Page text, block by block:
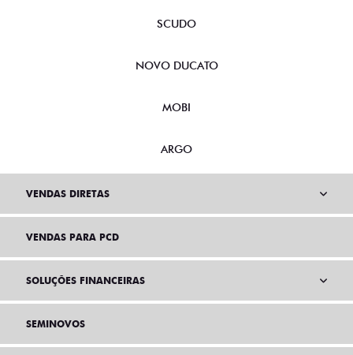
SCUDO
NOVO DUCATO
MOBI
ARGO
VENDAS DIRETAS
VENDAS PARA PCD
SOLUÇÕES FINANCEIRAS
SEMINOVOS